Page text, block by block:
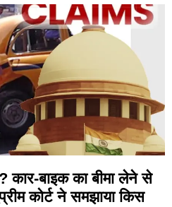
कार-बाइक का बीमा लेने से
कोर्ट ने समझाया किस